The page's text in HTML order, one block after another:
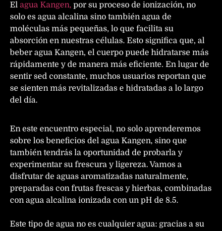
El agua Kangen, por su proceso de ionización, no
solo es agua alcalina sino también agua de
moléculas más pequeñas, lo que facilita su
absorción en nuestras células. Esto significa que, al
beber agua Kangen, el cuerpo puede hidratarse más
rápidamente y de manera más eficiente. En lugar de
sentir sed constante, muchos usuarios reportan que
se sienten más revitalizadas e hidratadas a lo largo
del día.
En este encuentro especial, no solo aprenderemos
sobre los beneficios del agua Kangen, sino que
también tendrás la oportunidad de probarla y
experimentar su frescura y ligereza. Vamos a
disfrutar de aguas aromatizadas naturalmente,
preparadas con frutas frescas y hierbas, combinadas
con agua alcalina ionizada con un pH de 8.5.
Este tipo de agua no es cualquier agua: gracias a su